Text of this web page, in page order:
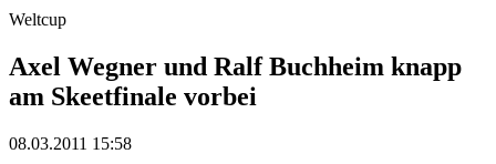
Weltcup
Axel Wegner und Ralf Buchheim knapp
am Skeetfinale vorbei
08.03.2011 15:58